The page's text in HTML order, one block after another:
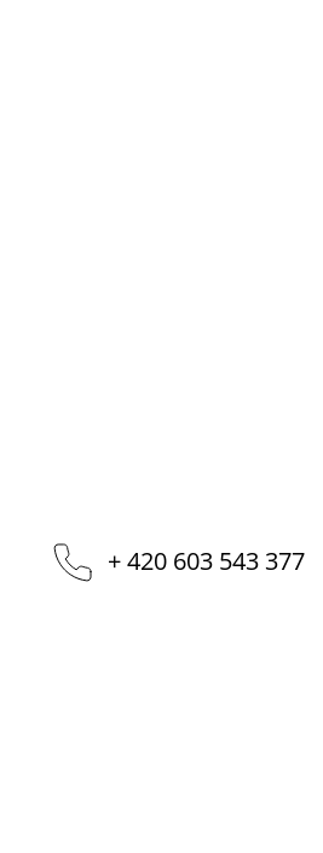
+ 420 603 543 377